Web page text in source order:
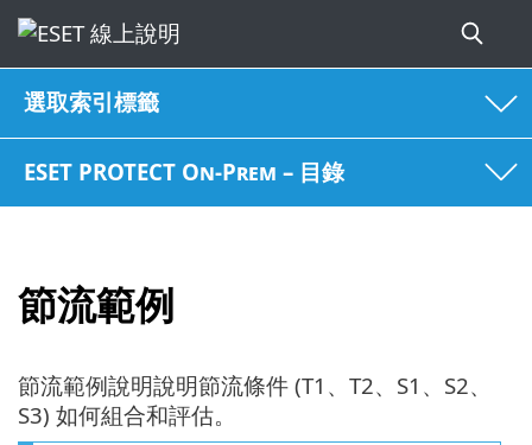
選取索引標籤
ESET PROTECT On-Prem – 目錄
節流範例
節流範例說明說明節流條件 (T1、T2、S1、S2、
S3) 如何組合和評估。